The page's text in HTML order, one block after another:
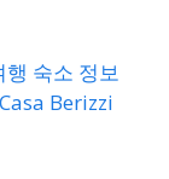
숙소 정보
Berizzi